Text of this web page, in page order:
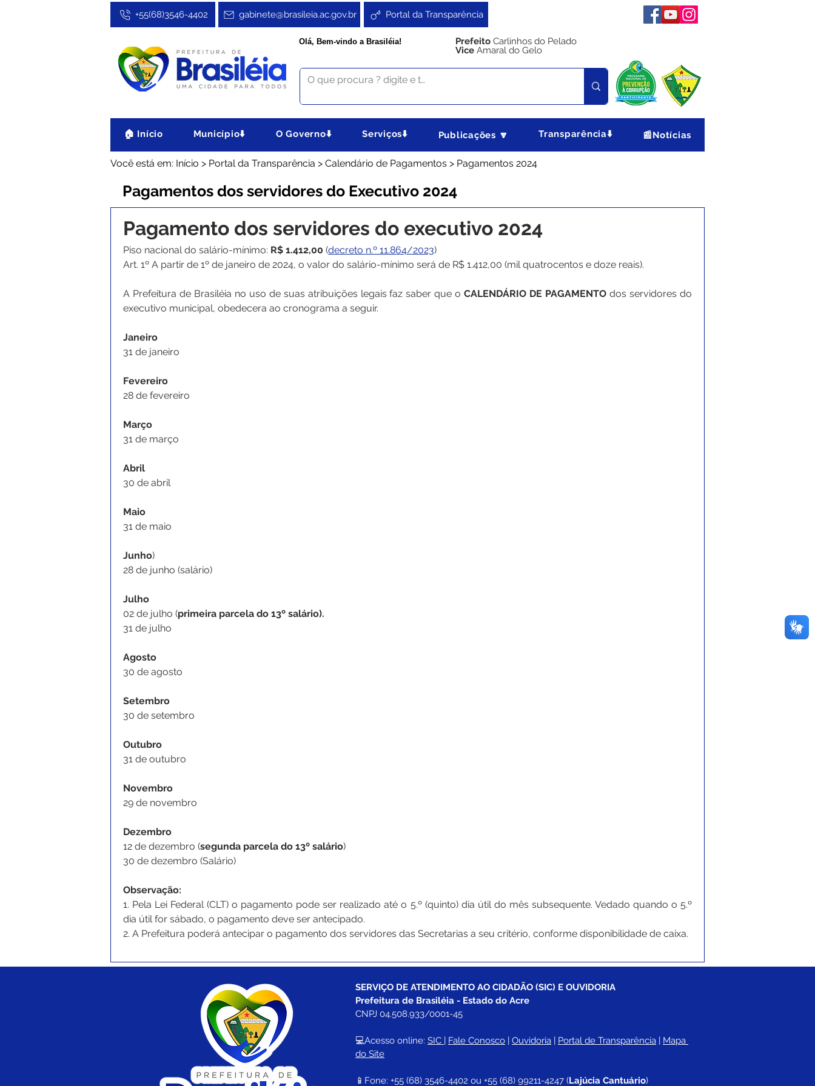
Portal da Transparência
gabinete@brasileia.ac.gov.br
+55(68)3546-4402
Olá, Bem-vindo a Brasiléia! Prefeito Carlinhos do Pelado
Vice Amaral do Gelo
🏠 Início Município⬇️ O Governo⬇️ Serviços⬇️ Publicações 🔽 Transparência⬇️ 📰Notícias
Você está em: Início > Portal da Transparência > Calendário de Pagamentos > Pagamentos 2024
Pagamentos dos servidores do Executivo 2024
Pagamento dos servidores do executivo 2024
Piso nacional do salário-mínimo: R$ 1.412,00 (decreto n.º 11.864/2023)
Art. 1º A partir de 1º de janeiro de 2024, o valor do salário-mínimo será de R$ 1.412,00 (mil quatrocentos e doze reais).
A Prefeitura de Brasiléia no uso de suas atribuições legais faz saber que o CALENDÁRIO DE PAGAMENTO dos servidores do
executivo municipal, obedecera ao cronograma a seguir.
Janeiro
31 de janeiro
Fevereiro
28 de fevereiro
Março
31 de março
Abril
30 de abril
Maio
31 de maio
Junho)
28 de junho (salário)
Julho
02 de julho (primeira parcela do 13º salário).
31 de julho
Agosto
30 de agosto
Setembro
30 de setembro
Outubro
31 de outubro
Novembro
29 de novembro
Dezembro
12 de dezembro (segunda parcela do 13º salário)
30 de dezembro (Salário)
Observação:
1. Pela Lei Federal (CLT) o pagamento pode ser realizado até o 5.º (quinto) dia útil do mês subsequente. Vedado quando o 5.º
dia útil for sábado, o pagamento deve ser antecipado.
2. A Prefeitura poderá antecipar o pagamento dos servidores das Secretarias a seu critério, conforme disponibilidade de caixa.
SERVIÇO DE ATENDIMENTO AO CIDADÃO (SIC) E OUVIDORIA
Prefeitura de Brasiléia - Estado do Acre
CNPJ 04.508.933/0001-45
💻Acesso online: SIC | Fale Conosco | Ouvidoria | Portal de Transparência | Mapa
do Site
📱Fone: +55 (68) 3546-4402 ou +55 (68) 99211-4247 (Lajúcia Cantuário)